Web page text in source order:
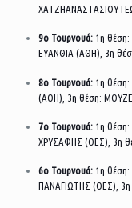
ΧΑΤΖΗΑΝΑΣΤΑΣΙΟΥ
9ο Τουρνουά: 1η
ΕΥΑΝΘΙΑ (ΑΘΗ), 3η
8ο Τουρνουά: 1η
(ΑΘΗ), 3η θέση:
7ο Τουρνουά: 1η
ΧΡΥΣΑΦΗΣ (ΘΕΣ), 3η
6ο Τουρνουά: 1η
ΠΑΝΑΓΙΩΤΗΣ (ΘΕΣ),